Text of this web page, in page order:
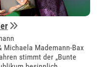
Michaela Mademann-Bax
stimmt der „Bunte